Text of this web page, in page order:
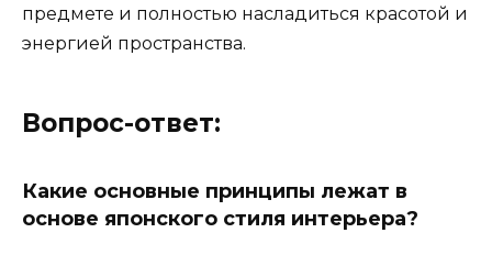
предмете и полностью насладиться красотой и
энергией пространства.
Вопрос-ответ:
Какие основные принципы лежат в
основе японского стиля интерьера?